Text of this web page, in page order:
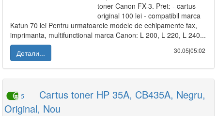
toner Canon FX-3. Pret: - cartus
original 100 lei - compatibil marca
Katun 70 lei Pentru urmatoarele modele de echipamente fax,
imprimanta, multifunctional marca Canon: L 200, L 220, L 240...
Детали...
30.05|05:02
5
Cartus toner HP 35A, CB435A, Negru,
Original, Nou